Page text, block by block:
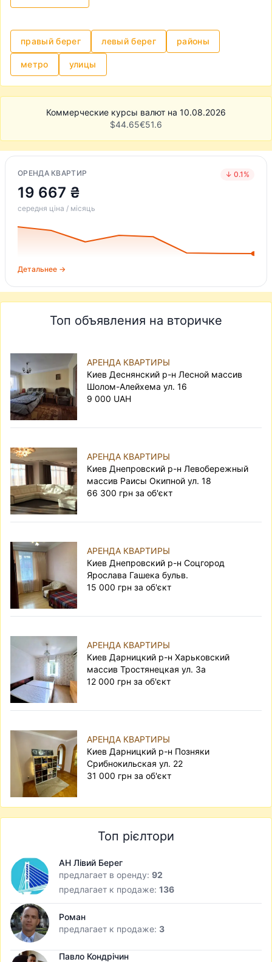
правый берег левый берег районы
метро улицы
Коммерческие курсы валют на 10.08.2026
$44.65€51.6
ОРЕНДА КВАРТИР ↓ 0.1%
19 667 ₴
середня ціна / місяць
Детальнее →
Топ объявления на вторичке
АРЕНДА КВАРТИРЫ
Киев Деснянский р-н Лесной массив
Шолом-Алейхема ул. 16
9 000 UAH
АРЕНДА КВАРТИРЫ
Киев Днепровский р-н Левобережный
массив Раисы Окипной ул. 18
66 300 грн за об'єкт
АРЕНДА КВАРТИРЫ
Киев Днепровский р-н Соцгород
Ярослава Гашека бульв.
15 000 грн за об'єкт
АРЕНДА КВАРТИРЫ
Киев Дарницкий р-н Харьковский
массив Тростянецкая ул. 3а
12 000 грн за об'єкт
АРЕНДА КВАРТИРЫ
Киев Дарницкий р-н Позняки
Срибнокильская ул. 22
31 000 грн за об'єкт
Топ рієлтори
АН Лівий Берег
предлагает в оренду: 92
предлагает к продаже: 136
Роман
предлагает к продаже: 3
Павло Кондрічин